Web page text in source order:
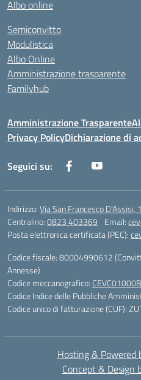
Albo online
Semiconvitto
Modulistica
Albo Online
Amministrazione trasparente
Familyhub
Amministrazione Trasparente
Privacy PolicyDichiarazione di
Seguici su:
Indirizzo:Via San Francesco
Centralino:0823 403369 Email:
Posta elettronica certificata (PEC):
Codice fiscale: 80004990612
Annesse)
Codice meccanografico: CEVC01000B
Codice Indice delle Pubbliche
Codice unico di fatturazione (CUF):
Hosting & Powered
Concept & Design